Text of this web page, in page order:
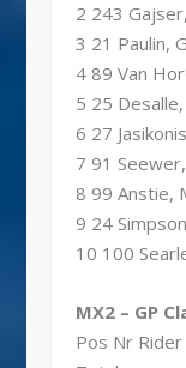
2 243
3 21 Paulin,
4 89 Van
5 25 Desalle,
6 27
7 91
8 99 Anstie,
9 24
10 100
MX2 – GP
Pos Nr Rider